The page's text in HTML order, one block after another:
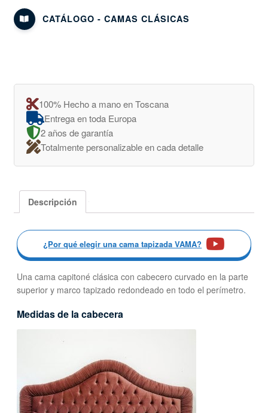
CATÁLOGO - CAMAS CLÁSICAS
100% Hecho a mano en Toscana
Entrega en toda Europa
2 años de garantía
Totalmente personalizable en cada detalle
Descripción
¿Por qué elegir una cama tapizada VAMA?
Una cama capitoné clásica con cabecero curvado en la parte
superior y marco tapizado redondeado en todo el perímetro.
Medidas de la cabecera